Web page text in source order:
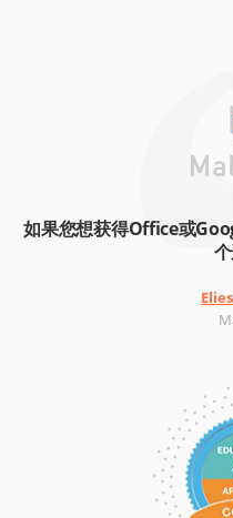
如果您想获得Office或
个